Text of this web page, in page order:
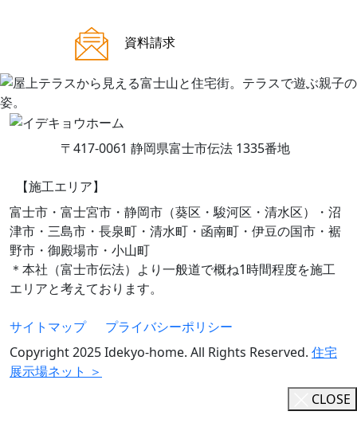
資料請求
〒417-0061 静岡県富士市伝法 1335番地
【施工エリア】
富士市・富士宮市・静岡市（葵区・駿河区・清水区）・沼
津市・三島市・長泉町・清水町・函南町・伊豆の国市・裾
野市・御殿場市・小山町
＊本社（富士市伝法）より一般道で概ね1時間程度を施工
エリアと考えております。
サイトマップ
プライバシーポリシー
Copyright 2025 Idekyo-home. All Rights Reserved. 住宅
展示場ネット ＞
CLOSE